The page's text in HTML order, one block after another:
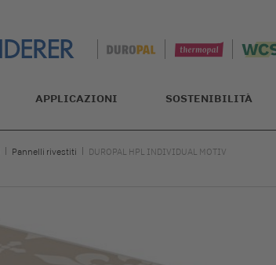
APPLICAZIONI SOSTENIBILITÀ
Pannelli rivestiti DUROPAL HPL INDIVIDUAL MOTIV